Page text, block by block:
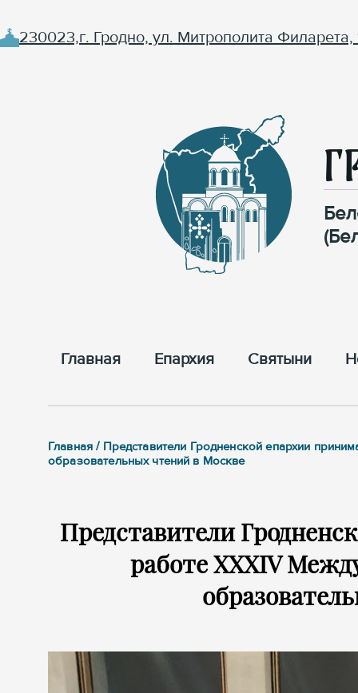
230023,г. Гродно, ул. Митрополита Филарета,
Главная Епархия Cвятыни
Главная / Представители Гродненской епархии
образовательных чтений в Москве
Представители
работе XXXIV